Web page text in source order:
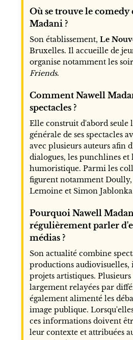
Où se trouve le comedy
Madani ?
Son établissement, Le
Bruxelles. Il accueille de
organise notamment les
Friends.
Comment Nawell
spectacles ?
Elle construit d'abord seule
générale de ses spectacles
avec plusieurs auteurs afin
dialogues, les punchlines
humoristique. Parmi les
figurent notamment Doully,
Lemoine et Simon
Pourquoi Nawell
régulièrement parler
médias ?
Son actualité combine
productions audiovisuelles,
projets artistiques.
largement relayées par
également alimenté les
image publique.
ces informations doivent
leur contexte et attribuées